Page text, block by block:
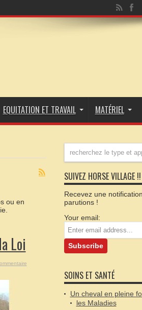
EQUITATION ET TRAVAIL MATÉRIEL
ou en
Loi
SUIVEZ HORSE VILLAGE !!
Recevez une
parutions !
Your email:
SOINS ET SANTÉ
Un cheval en pleine
les Maladies